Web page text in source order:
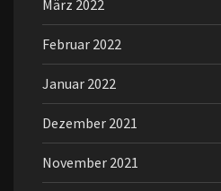
März 2022
Februar 2022
Januar 2022
Dezember 2021
November 2021